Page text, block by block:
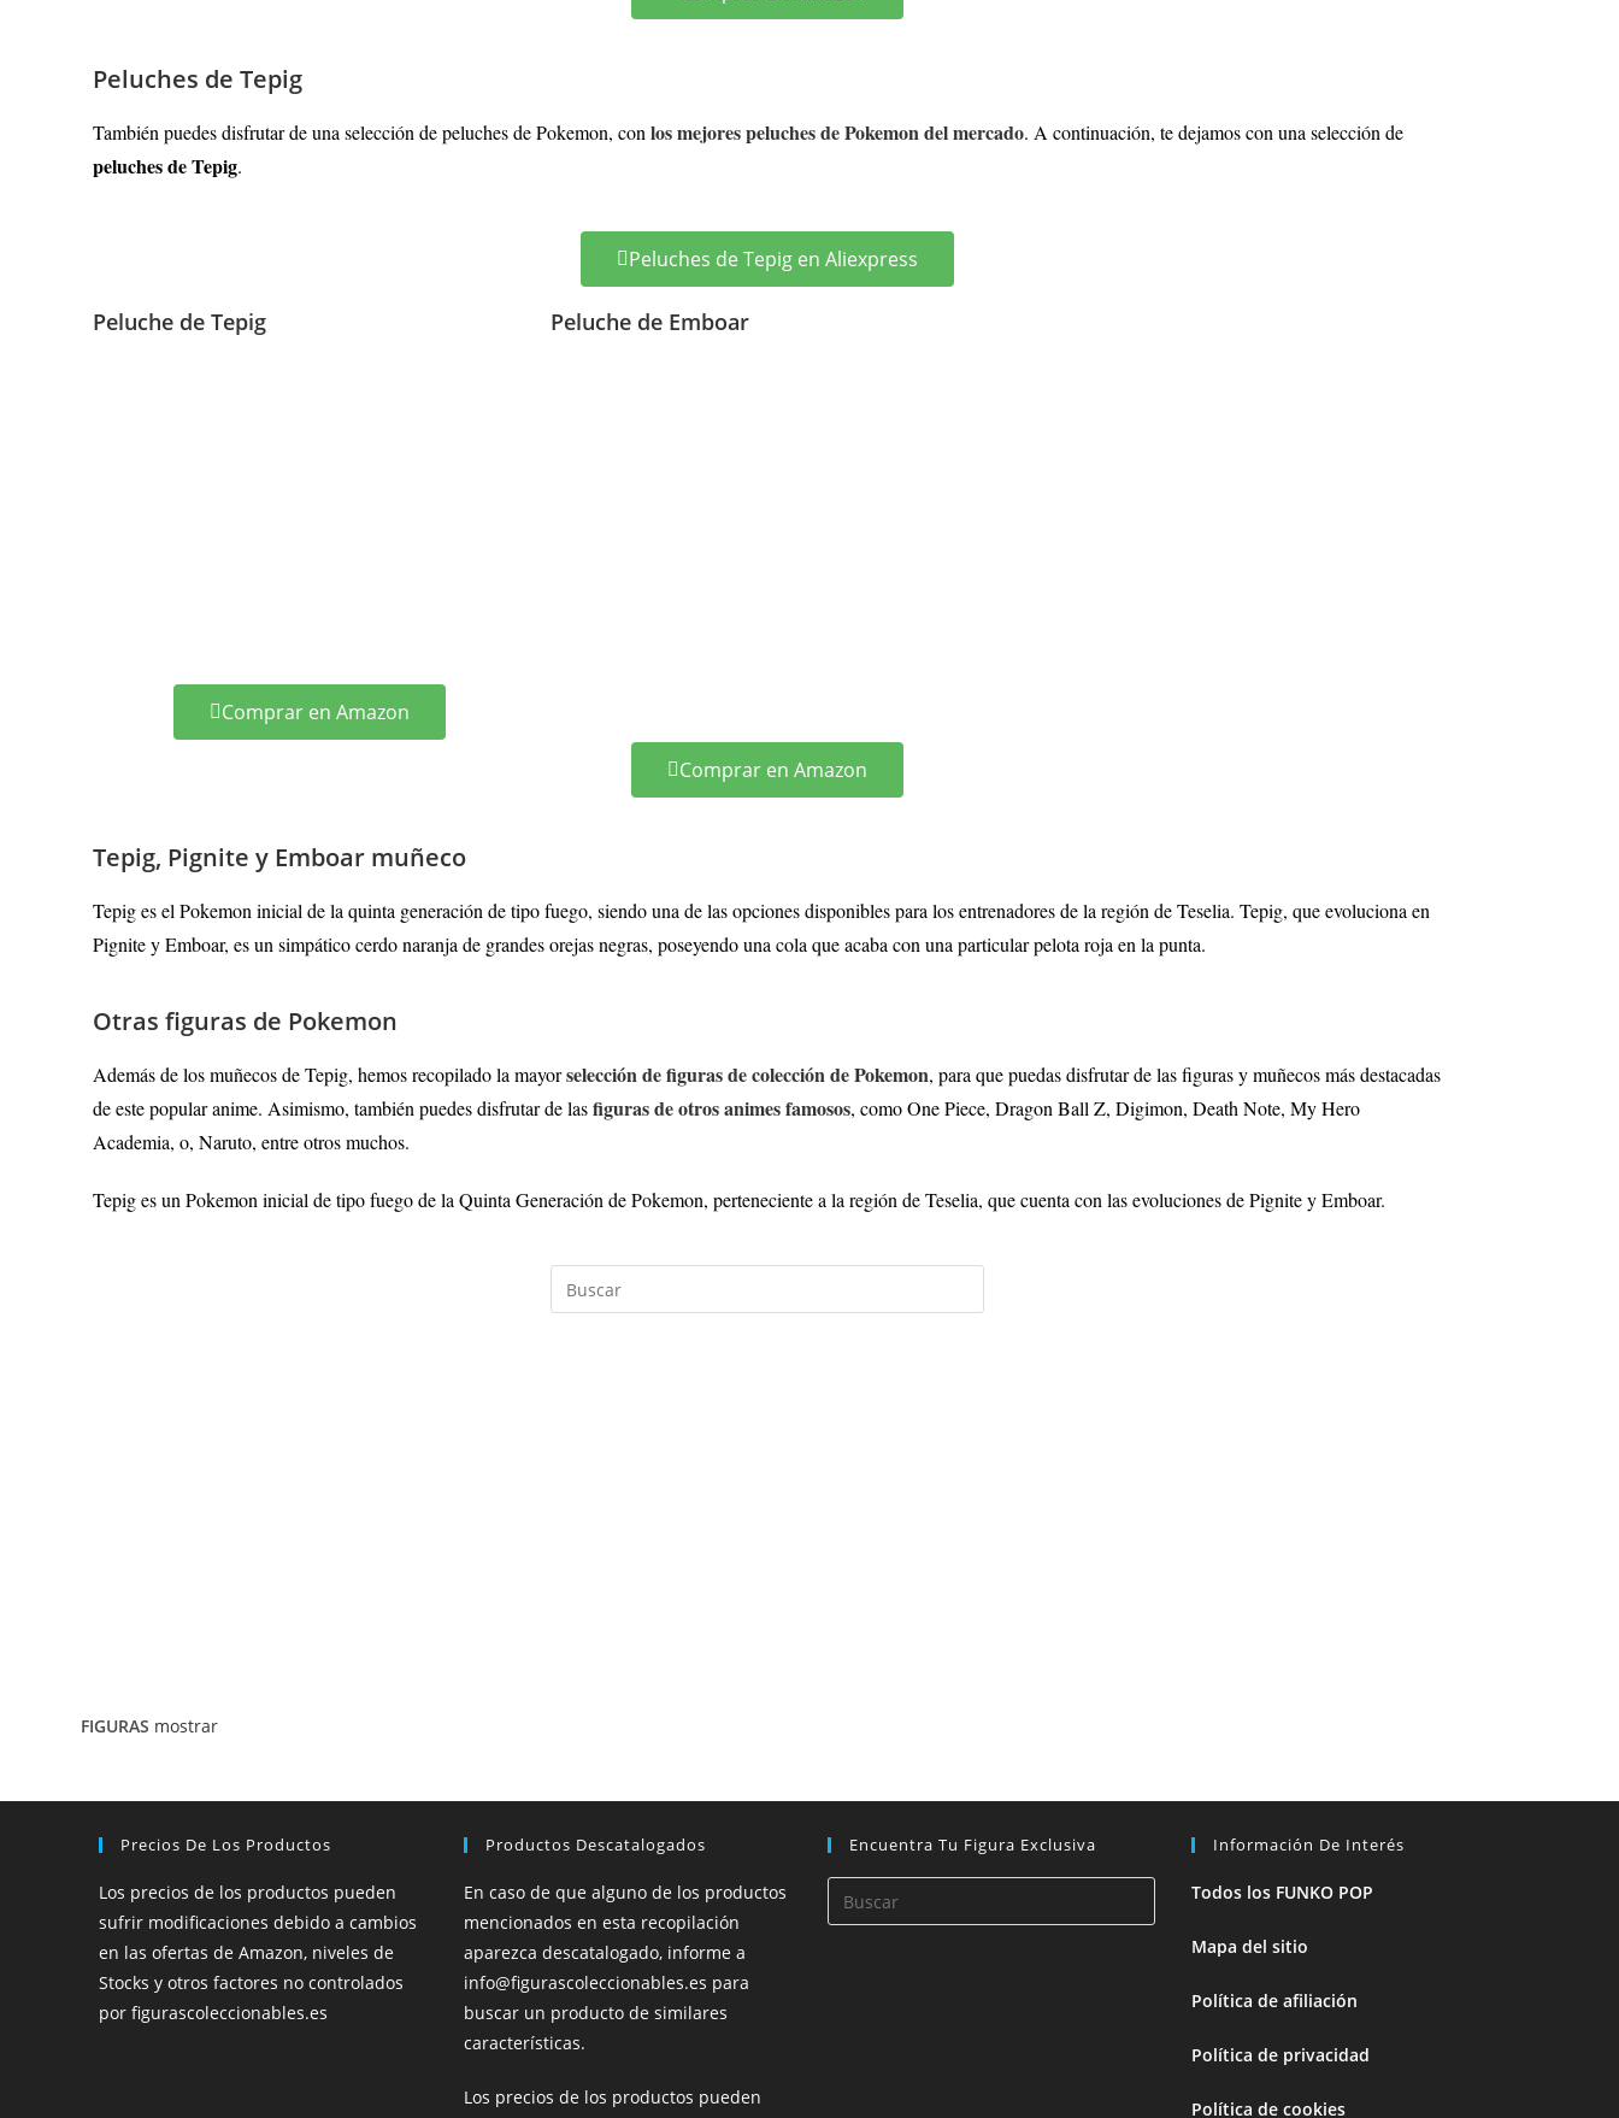
Peluches de Tepig
También puedes disfrutar de una selección de peluches de Pokemon, conlos mejores peluches de Pokemon del mercado. A continuación, te dejamos con una selección de
peluches deTepig.
Peluches de Tepig en Aliexpress
Peluche de Tepig
Comprar en Amazon
Peluche de Emboar
Comprar en Amazon
Tepig, Pignite y Emboar muñeco
Tepig es el Pokemon inicial de la quinta generación de tipo fuego, siendo una de las opciones disponibles para los entrenadores de la región de Teselia. Tepig, que evoluciona en
Pignite y Emboar, es un simpático cerdo naranja de grandes orejas negras, poseyendo una cola que acaba con una particular pelota roja en la punta.
Otras figuras de Pokemon
Además de los muñecos de Tepig, hemos recopilado la mayorselección de figuras de colección de Pokemon, para que puedas disfrutar de las figuras y muñecos más destacadas
de este popular anime. Asimismo, también puedes disfrutar de lasfiguras de otros animes famosos, como One Piece, Dragon Ball Z, Digimon, Death Note, My Hero
Academia, o, Naruto, entre otros muchos.
Tepig es un Pokemon inicial de tipo fuego de la Quinta Generación de Pokemon, perteneciente a la región de Teselia, que cuenta con las evoluciones de Pignite y Emboar.
FIGURAS mostrar
Precios De Los Productos
Los precios de los productos pueden
sufrir modificaciones debido a cambios
en las ofertas de Amazon, niveles de
Stocks y otros factores no controlados
por figurascoleccionables.es
Productos Descatalogados
En caso de que alguno de los productos
mencionados en esta recopilación
aparezca descatalogado, informe a
info@figurascoleccionables.es para
buscar un producto de similares
características.
Los precios de los productos pueden
Encuentra Tu Figura Exclusiva Información De Interés
Todos los FUNKO POP
Mapa del sitio
Política de afiliación
Política de privacidad
Política de cookies